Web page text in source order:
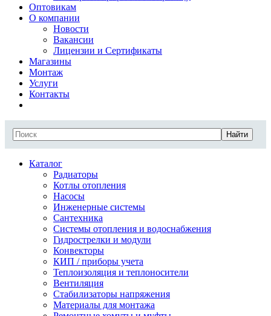
Оптовикам
О компании
Новости
Вакансии
Лицензии и Сертификаты
Магазины
Монтаж
Услуги
Контакты
Найти
Каталог
Радиаторы
Котлы отопления
Насосы
Инженерные системы
Сантехника
Системы отопления и водоснабжения
Гидрострелки и модули
Конвекторы
КИП / приборы учета
Теплоизоляция и теплоносители
Вентиляция
Стабилизаторы напряжения
Материалы для монтажа